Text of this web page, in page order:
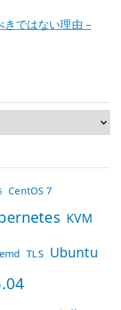
ではない理由 –
CentOS 7
KVM
TLS Ubuntu